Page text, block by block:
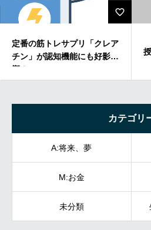
定番の筋トレサプリ「クレア
チン」が認知機能にも好影
響？
カテゴリ
A:将来、夢
M:お金
未分類